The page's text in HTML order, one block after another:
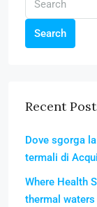
Search
Recent
Dove sgorga
termali di
Where Health
thermal